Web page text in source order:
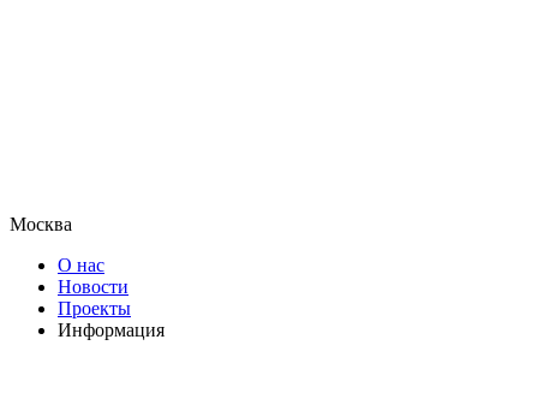
Москва
О нас
Новости
Проекты
Информация